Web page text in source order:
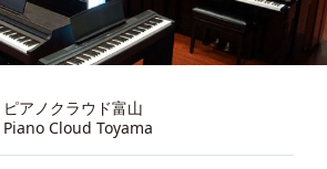
ピアノクラウド富山
Piano Cloud Toyama